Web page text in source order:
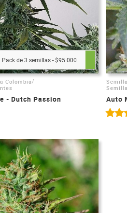
Pack de 3 semillas - $95.000
Colombia/
- Dutch Passion Auto